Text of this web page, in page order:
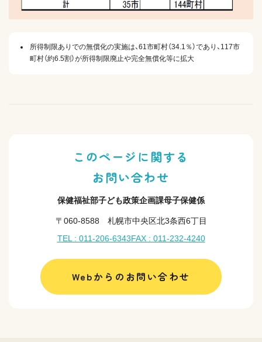
所得制限ありでの無償化の実施は、61市町村（34.1％）であり、117市
町村（約6.5割）が所得制限廃止や完全無償化等に拡大
このページに関する
お問い合わせ
保健福祉部子ども政策企画課母子保健係
〒060-8588 札幌市中央区北3条西6丁目
TEL : 011-206-6343FAX : 011-232-4240
Webからのお問い合わせ